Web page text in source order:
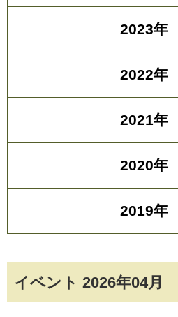
イベント 2026年04月
2023年
2022年
2021年
2020年
2019年